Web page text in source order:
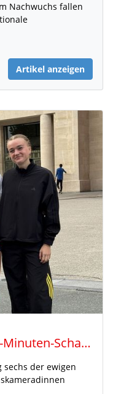
Nachwuchs fallen
Artikel anzeigen
Lea Meyer unterbietet 15-Minuten-Schallmauer
sechs der ewigen